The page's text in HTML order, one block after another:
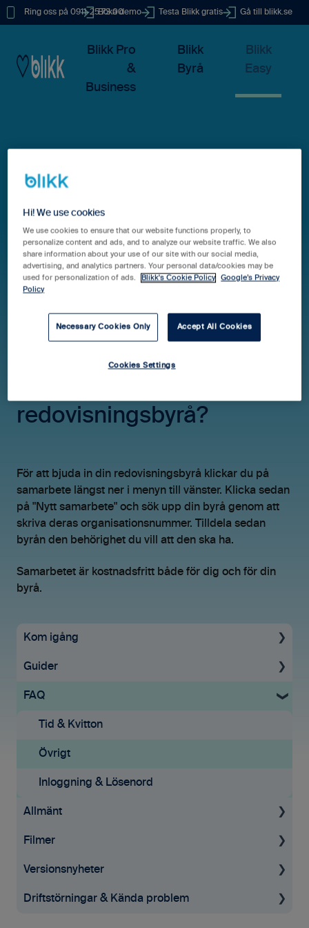
Ring oss på 0911-25 73 00
Boka demo Testa Blikk gratis Gå till blikk.se
Blikk Pro
&
Business
Blikk
Byrå
Blikk
Easy
Hur kan vi hjälpa dig?
Det finns inga förslag eftersom sökfältet är tomt.
redovisningsbyrå?
För att bjuda in din redovisningsbyrå klickar du på
samarbete längst ner i menyn till vänster. Klicka sedan
på "Nytt samarbete" och sök upp din byrå genom att
skriva deras organisationsnummer. Tilldela sedan
byrån den behörighet du vill att den ska ha.
Samarbetet är kostnadsfritt både för dig och för din
byrå.
Kom igång
Uppstartsguide
Ekonomisystem
Tid & Kvitton
Mobilappen
Samarbete
Guider
För administratörer
Licenser
Tid & Kvitton
Rapporter
Tilläggstjänster
Mobilappen
FAQ
Tid & Kvitton
Övrigt
Inloggning & Lösenord
Allmänt
Allmän information
GDPR
Filmer
Tid & Kvitton
Mobilappen
Versionsnyheter
Desktop
Driftstörningar & Kända problem
Hi! We use cookies
We use cookies to ensure that our website functions properly, to
personalize content and ads, and to analyze our website traffic. We also
share information about your use of our site with our social media,
advertising, and analytics partners. Your personal data/cookies may be
used for personalization of ads.
Blikk's Cookie Policy
Google’s Privacy
Policy
Necessary Cookies Only Accept All Cookies
Cookies Settings